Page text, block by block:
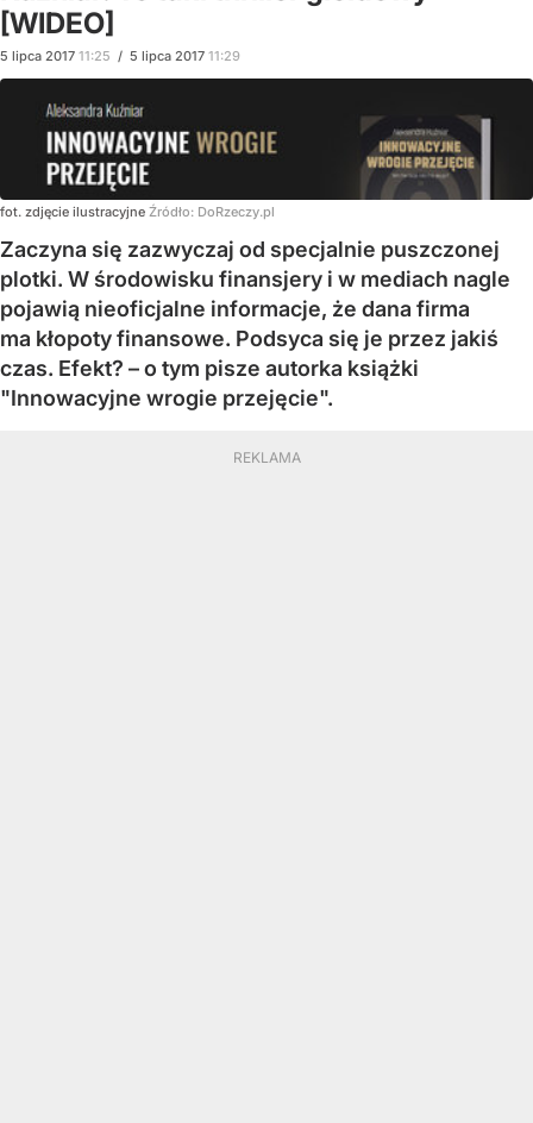
[WIDEO]
5 lipca 2017 11:25 / 5 lipca 2017 11:29
fot. zdjęcie ilustracyjne Źródło: DoRzeczy.pl
Zaczyna się zazwyczaj od specjalnie puszczonej
plotki. W środowisku finansjery i w mediach nagle
pojawią nieoficjalne informacje, że dana firma
ma kłopoty finansowe. Podsyca się je przez jakiś
czas. Efekt? – o tym pisze autorka książki
"Innowacyjne wrogie przejęcie".